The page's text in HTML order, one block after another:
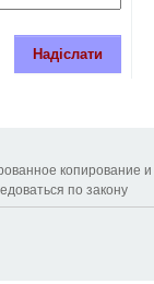
Надіслати
копирование и
по закону